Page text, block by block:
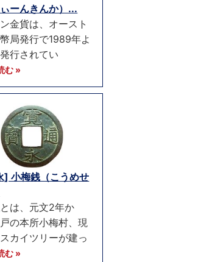
ーんきんか）...
金貨は、オースト
局発行で1989年よ
行されてい
む »
] 小梅銭（こうめせ
は、元文2年か
の本所小梅村、現
カイツリーが建っ
む »